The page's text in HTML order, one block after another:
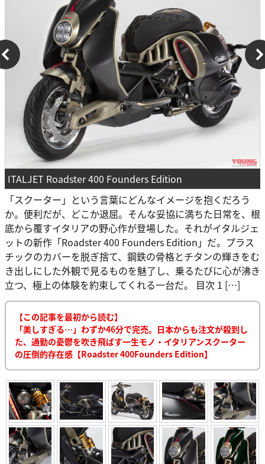
ITALJET Roadster 400 Founders Edition
「スクーター」という言葉にどんなイメージを抱くだろう
か。便利だが、どこか退屈。そんな妥協に満ちた日常を、根
底から覆すイタリアの野心作が登場した。それがイタルジェ
ットの新作「Roadster 400 Founders Edition」だ。プラス
チックのカバーを脱ぎ捨て、鋼鉄の骨格とチタンの輝きをむ
き出しにした外観で見るものを魅了し、乗るたびに心が沸き
立つ、極上の体験を約束してくれる一台だ。 目次 1 […]
【この記事を最初から読む】
「美しすぎる…」わずか46分で完売。日本からも注文が殺到し
た、通勤の憂鬱を吹き飛ばす一生モノ・イタリアンスクーター
の圧倒的存在感【Roadster 400Founders Edition】